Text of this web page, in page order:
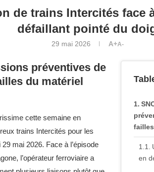
de trains Intercités face
défaillant pointé du
29 mai 2026 A+A-
en
préventives de
du matériel
cette semaine en
trains Intercités pour les
mai 2026. Face à l’épisode
l’opérateur ferroviaire a